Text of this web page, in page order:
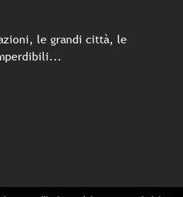
le grandi città, le